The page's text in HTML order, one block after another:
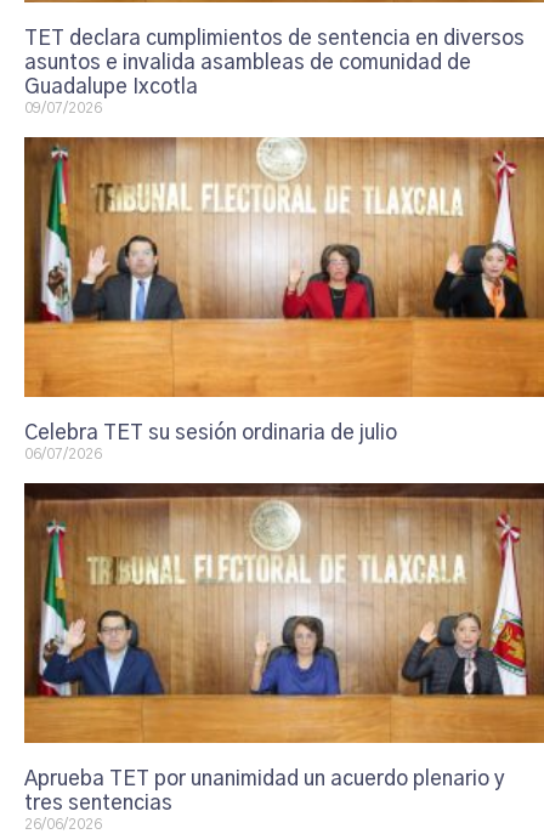
TET declara cumplimientos de sentencia en diversos
asuntos e invalida asambleas de comunidad de
Guadalupe Ixcotla
09/07/2026
Celebra TET su sesión ordinaria de julio
06/07/2026
Aprueba TET por unanimidad un acuerdo plenario y
tres sentencias
26/06/2026